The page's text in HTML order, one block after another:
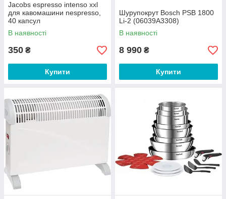
Jacobs espresso intenso xxl
для кавомашини nespresso,
40 капсул
В наявності
350 ₴
Купити
Шурупокрут Bosch PSB 1800
Li-2 (06039A3308)
В наявності
8 990 ₴
Купити